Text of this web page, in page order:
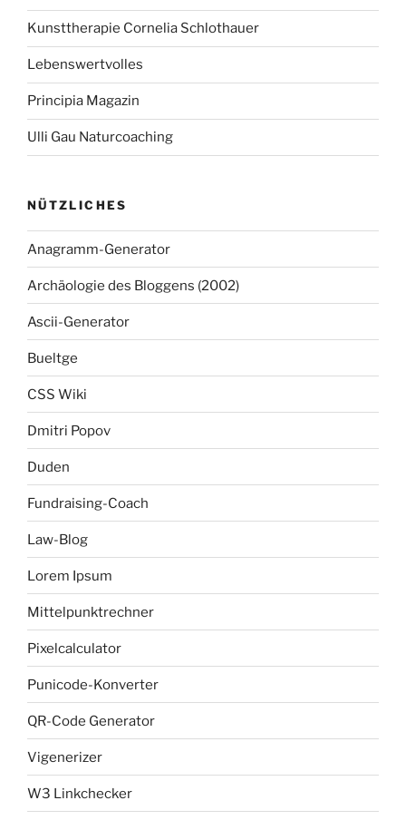
Kunsttherapie Cornelia Schlothauer
Lebenswertvolles
Principia Magazin
Ulli Gau Naturcoaching
NÜTZLICHES
Anagramm-Generator
Archäologie des Bloggens (2002)
Ascii-Generator
Bueltge
CSS Wiki
Dmitri Popov
Duden
Fundraising-Coach
Law-Blog
Lorem Ipsum
Mittelpunktrechner
Pixelcalculator
Punicode-Konverter
QR-Code Generator
Vigenerizer
W3 Linkchecker